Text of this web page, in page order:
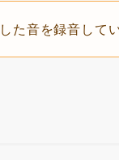
た音を録音して